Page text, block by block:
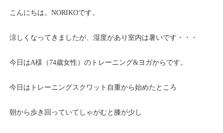
こんにちは。NORIKOです。
涼しくなってきましたが、湿度があり室内は暑いです・・・
今日はA様（74歳女性）のトレーニング&ヨガからです。
今日はトレーニングスクワット自重から始めたところ
朝から歩き回っていてしゃがむと膝が少し